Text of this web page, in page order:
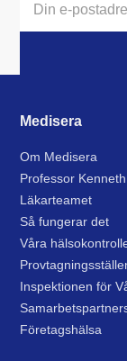
Medisera
Om Medisera
Professor
Läkarteamet
Så fungerar det
Våra
Inspektionen för
Företagshälsa